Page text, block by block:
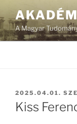
A Magyar
BEKÜLDVE:
2025.04.01.
Kiss